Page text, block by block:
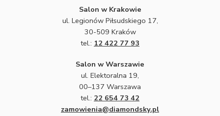
Salon w Krakowie
ul. Legionów Piłsudskiego 17,
30-509 Kraków
tel.: 12 422 77 93
Salon w Warszawie
ul. Elektoralna 19,
00–137 Warszawa
tel.: 22 654 73 42
zamowienia@diamondsky.pl